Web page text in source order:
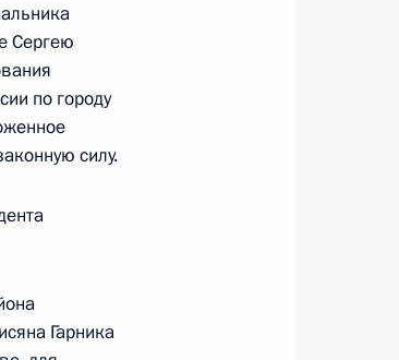
приёма
Российской
видео-
Сергею
по городу
силу.
Гарника